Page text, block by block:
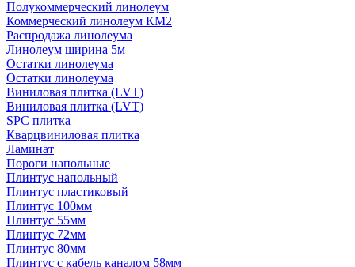
Полукоммерческий линолеум
Коммерческий линолеум КМ2
Распродажа линолеума
Линолеум ширина 5м
Остатки линолеума
Остатки линолеума
Виниловая плитка (LVT)
Виниловая плитка (LVT)
SPC плитка
Кварцвиниловая плитка
Ламинат
Пороги напольные
Плинтус напольный
Плинтус пластиковый
Плинтус 100мм
Плинтус 55мм
Плинтус 72мм
Плинтус 80мм
Плинтус с кабель каналом 58мм